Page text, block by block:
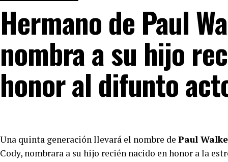
Hermano de Paul
nombra a su hijo
honor al difunto
Una quinta generación llevará el nombre de Paul
Cody, nombrara a su hijo recién nacido en honor a la